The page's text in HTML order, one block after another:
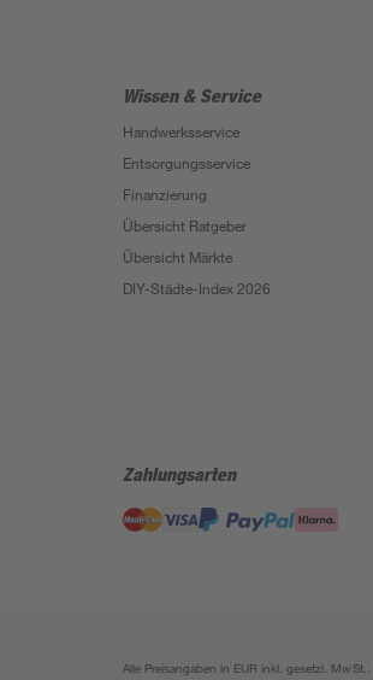
Wissen & Service
Handwerksservice
Entsorgungsservice
Finanzierung
Übersicht Ratgeber
Übersicht Märkte
DIY-Städte-Index 2026
Zahlungsarten
Alle Preisangaben in EUR inkl. gesetzl.